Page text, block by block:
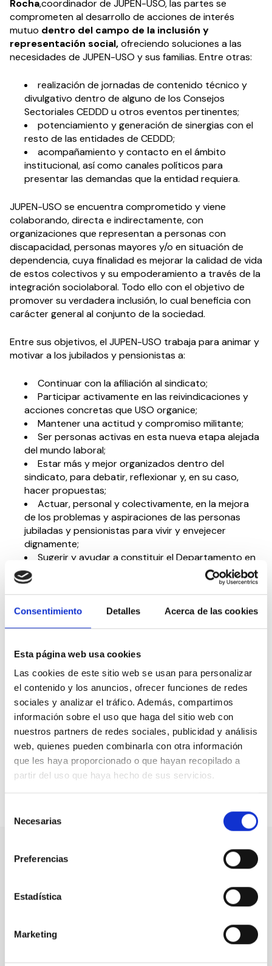
Consentimiento Detalles Acerca de las cookies
Esta página web usa cookies
Las cookies de este sitio web se usan para personalizar
el contenido y los anuncios, ofrecer funciones de redes
sociales y analizar el tráfico. Además, compartimos
información sobre el uso que haga del sitio web con
nuestros partners de redes sociales, publicidad y análisis
web, quienes pueden combinarla con otra información
que les haya proporcionado o que hayan recopilado a
partir del uso que haya hecho de sus servicios.
Necesarias
Preferencias
Estadística
Marketing
Rocha,coordinador de JUPEN-USO, las partes se
comprometen al desarrollo de acciones de interés
mutuo dentro del campo de la inclusión y
representación social,ofreciendo soluciones a las
necesidades de JUPEN-USO y sus familias. Entre otras:
realización de jornadas de contenido técnico y
divulgativo dentro de alguno de los Consejos
Sectoriales CEDDD u otros eventos pertinentes;
potenciamiento y generación de sinergias con el
resto de las entidades de CEDDD;
acompañamiento y contacto en el ámbito
institucional, así como canales políticos para
presentar las demandas que la entidad requiera.
JUPEN-USO se encuentra comprometido y viene
colaborando, directa e indirectamente, con
organizaciones que representan a personas con
discapacidad, personas mayores y/o en situación de
dependencia, cuya finalidad es mejorar la calidad de vida
de estos colectivos y su empoderamiento a través de la
integración sociolaboral. Todo ello con el objetivo de
promover su verdadera inclusión, lo cual beneficia con
carácter general al conjunto de la sociedad.
Entre sus objetivos, el JUPEN-USO trabaja para animar y
motivar a los jubilados y pensionistas a:
Continuar con la afiliación al sindicato;
Participar activamente en las reivindicaciones y
acciones concretas que USO organice;
Mantener una actitud y compromiso militante;
Ser personas activas en esta nueva etapa alejada
del mundo laboral;
Estar más y mejor organizados dentro del
sindicato, para debatir, reflexionar y, en su caso,
hacer propuestas;
Actuar, personal y colectivamente, en la mejora
de los problemas y aspiraciones de las personas
jubiladas y pensionistas para vivir y envejecer
dignamente;
Sugerir y ayudar a constituir el Departamento en
los territorios, en coordinación con las Uniones
Territoriales;
Velar por el funcionamiento óptimo de los
Departamentos
y apoya elManifiesto por ‘El derecho de los Jubilados,
la Federación Europea de Jubilados y Personas
Mayores (FERPA).
Esta es la quinta adhesión de una entidad a CEDDD en lo
que va de año, después de las deFacilito TV,la
Asociación Nacional de la Epilepsia ANPE,Asociación
ENACHyFundación Síndrome de Dravet
Todas las jornadas CEDDD, el podcast ‘El Rincón
Social’ y mucho más en formato audiovisual a un